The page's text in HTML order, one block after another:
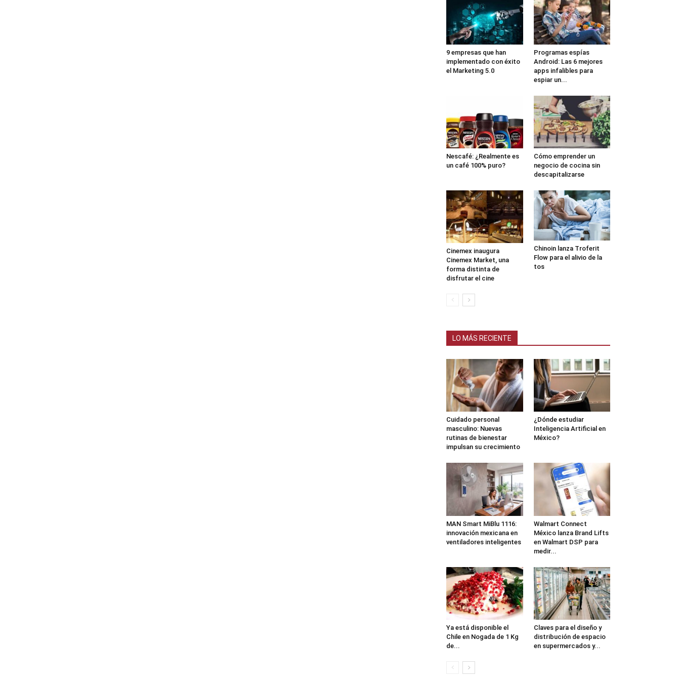
9 empresas que han
implementado con éxito
el Marketing 5.0
Programas espías
Android: Las 6 mejores
apps infalibles para
espiar un...
Nescafé: ¿Realmente es
un café 100% puro?
Cómo emprender un
negocio de cocina sin
descapitalizarse
Cinemex inaugura
Cinemex Market, una
forma distinta de
disfrutar el cine
Chinoin lanza Troferit
Flow para el alivio de la
tos
LO MÁS RECIENTE
Cuidado personal
masculino: Nuevas
rutinas de bienestar
impulsan su crecimiento
¿Dónde estudiar
Inteligencia Artificial en
México?
MAN Smart MiBlu 1116:
innovación mexicana en
ventiladores inteligentes
Walmart Connect
México lanza Brand Lifts
en Walmart DSP para
medir...
Ya está disponible el
Chile en Nogada de 1 Kg
de...
Claves para el diseño y
distribución de espacio
en supermercados y...